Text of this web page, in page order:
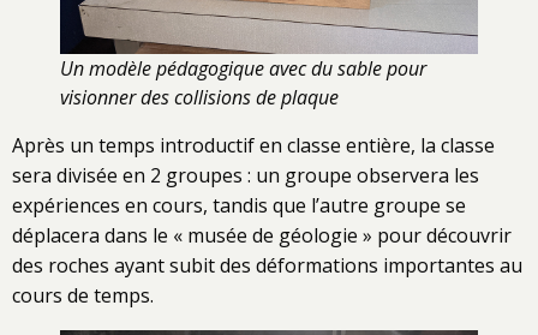
Un modèle pédagogique avec du sable pour
visionner des collisions de plaque
Après un temps introductif en classe entière, la classe
sera divisée en 2 groupes : un groupe observera les
expériences en cours, tandis que l’autre groupe se
déplacera dans le « musée de géologie » pour découvrir
des roches ayant subit des déformations importantes au
cours de temps.